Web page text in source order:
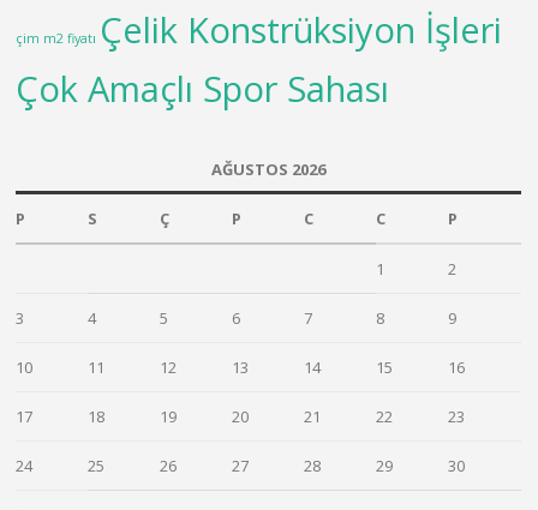
çim m2 fiyatı Çelik Konstrüksiyon İşleri
Çok Amaçlı Spor Sahası
AĞUSTOS 2026
P S Ç P C C P
1 2
3 4 5 6 7 8 9
10 11 12 13 14 15 16
17 18 19 20 21 22 23
24 25 26 27 28 29 30